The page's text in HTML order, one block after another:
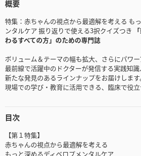
概要
特集：赤ちゃんの視点から最適解を考える も
ンタルケア 振り返りで使える3択クイズつき
わるすべての方」のための専門誌
ボリューム＆テーマの幅も拡大、さらにパワー
最前線で活躍中のドクターが発信する実践知
新たな発見のあるラインナップをお届けします
現場での学び・教育に活用できる、臨床で役立
目次
【第１特集】
赤ちゃんの視点から最適解を考える
もっと深めるディベロプメンタルケア